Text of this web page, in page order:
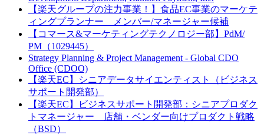
【楽天グループの注力事業！】食品EC事業のマーケテ
ィングプランナー メンバー/マネージャー候補
【コマース&マーケティングテクノロジー部】PdM/
PM（1029445）
Strategy Planning & Project Management - Global CDO
Office (CDOO)
【楽天EC】シニアデータサイエンティスト（ビジネス
サポート開発部）
【楽天EC】ビジネスサポート開発部：シニアプロダク
トマネージャー 店舗・ベンダー向けプロダクト戦略
（BSD）